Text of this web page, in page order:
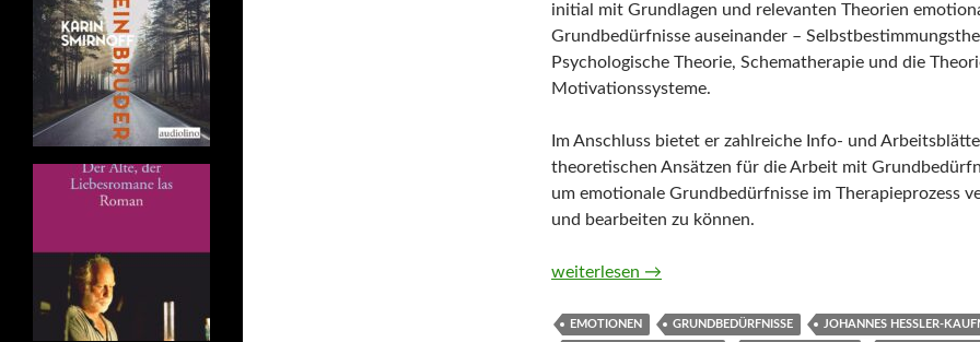
initial mit Grundlagen und relevanten Theorien
Grundbedürfnisse auseinander –
Psychologische Theorie, Schematherapie und die
Motivationssysteme.
Im Anschluss bietet er zahlreiche Info- und
theoretischen Ansätzen für die Arbeit mit
um emotionale Grundbedürfnisse im Therapieprozess
und bearbeiten zu können.
Therapie-Tools Emotionale Grundbedürfnisse von
weiterlesen →
EMOTIONEN GRUNDBEDÜRFNISSE JOHANNES HESSLER-